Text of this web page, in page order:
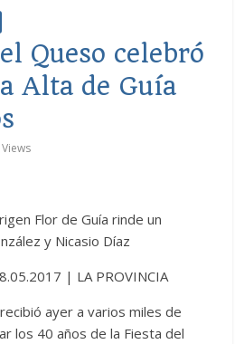
Queso celebró
Alta de Guía
Flor de Guía rinde un
y Nicasio Díaz
| LA PROVINCIA
ayer a varios miles de
los 40 años de la Fiesta del